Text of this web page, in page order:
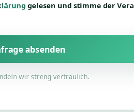
gelesen und stimme der
absenden
wir streng vertraulich.